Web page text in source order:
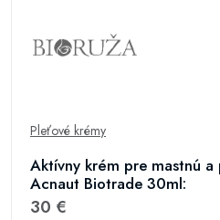
Pleťové krémy
Aktívny krém pre mastnú
Acnaut Biotrade 30ml:
30 €